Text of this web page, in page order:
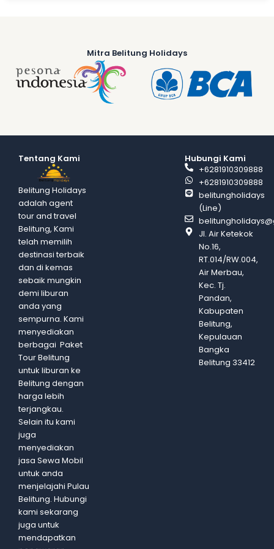
Mitra Belitung Holidays
Tentang Kami
Belitung Holidays
adalah agent
tour and travel
Belitung, Kami
telah memilih
destinasi terbaik
dan di kemas
sebaik mungkin
demi liburan
anda yang
sempurna. Kami
menyediakan
berbagai Paket
Tour Belitung
untuk liburan ke
Belitung dengan
harga lebih
terjangkau.
Selain itu kami
juga
menyediakan
jasa Sewa Mobil
untuk anda
menjelajahi Pulau
Belitung. Hubungi
kami sekarang
juga untuk
mendapatkan
Hubungi Kami
+6281910309888
+6281910309888
belitungholidays
(Line)
Jl. Air Ketekok
No.16,
RT.014/RW.004,
Air Merbau,
Kec. Tj.
Pandan,
Kabupaten
Belitung,
Kepulauan
Bangka
Belitung 33412